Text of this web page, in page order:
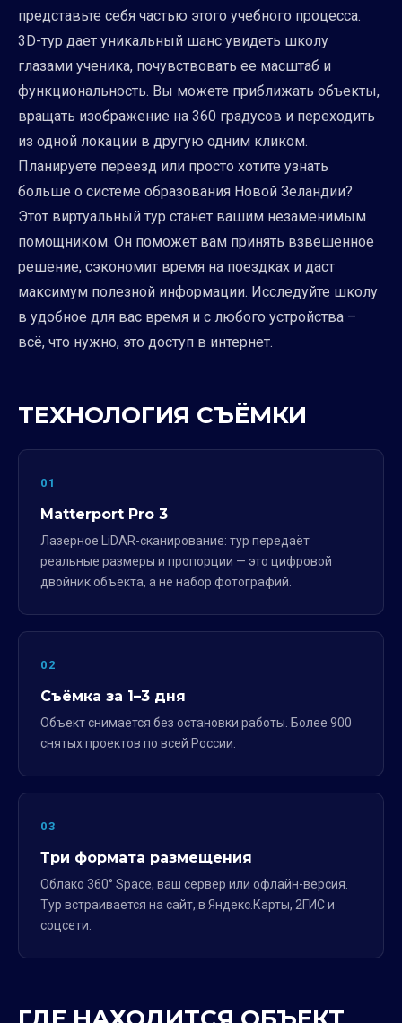
представьте себя частью этого учебного процесса.
3D-тур дает уникальный шанс увидеть школу
глазами ученика, почувствовать ее масштаб и
функциональность. Вы можете приближать объекты,
вращать изображение на 360 градусов и переходить
из одной локации в другую одним кликом.
Планируете переезд или просто хотите узнать
больше о системе образования Новой Зеландии?
Этот виртуальный тур станет вашим незаменимым
помощником. Он поможет вам принять взвешенное
решение, сэкономит время на поездках и даст
максимум полезной информации. Исследуйте школу
в удобное для вас время и с любого устройства –
всё, что нужно, это доступ в интернет.
ТЕХНОЛОГИЯ СЪЁМКИ
01
Matterport Pro 3
Лазерное LiDAR-сканирование: тур передаёт
реальные размеры и пропорции — это цифровой
двойник объекта, а не набор фотографий.
02
Съёмка за 1–3 дня
Объект снимается без остановки работы. Более 900
снятых проектов по всей России.
03
Три формата размещения
Облако 360° Space, ваш сервер или офлайн-версия.
Тур встраивается на сайт, в Яндекс.Карты, 2ГИС и
соцсети.